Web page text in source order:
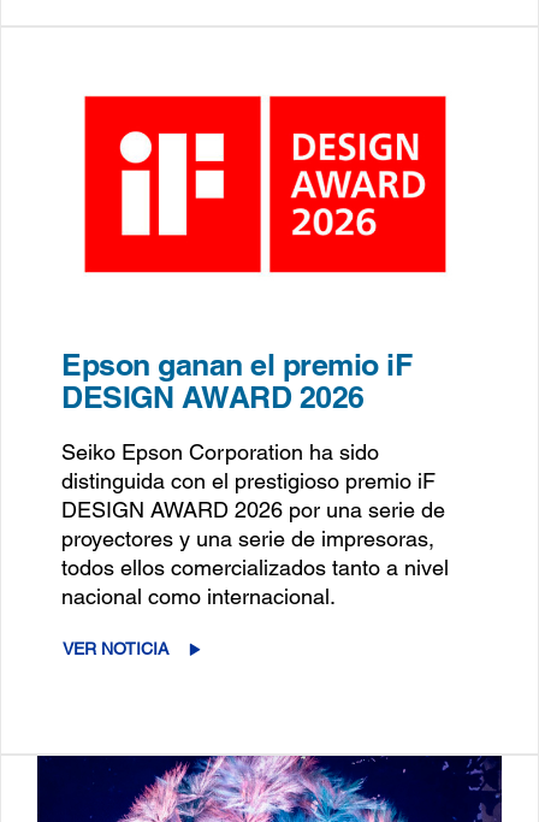
Epson ganan el premio iF
DESIGN AWARD 2026
Seiko Epson Corporation ha sido
distinguida con el prestigioso premio iF
DESIGN AWARD 2026 por una serie de
proyectores y una serie de impresoras,
todos ellos comercializados tanto a nivel
nacional como internacional.
VER NOTICIA